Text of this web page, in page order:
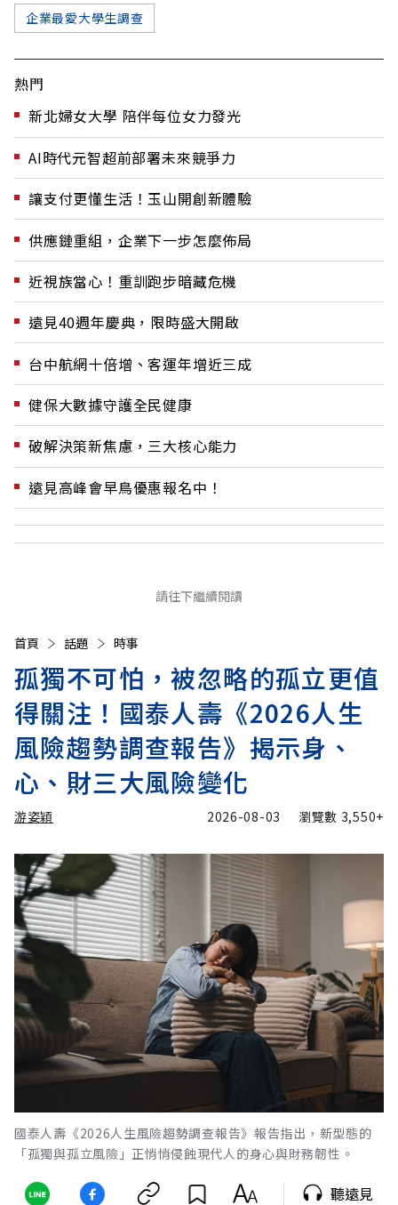
企業最愛大學生調查
熱門
新北婦女大學 陪伴每位女力發光
AI時代元智超前部署未來競爭力
讓支付更懂生活！玉山開創新體驗
供應鏈重組，企業下一步怎麼佈局
近視族當心！重訓跑步暗藏危機
遠見40週年慶典，限時盛大開啟
台中航網十倍增、客運年增近三成
健保大數據守護全民健康
破解決策新焦慮，三大核心能力
遠見高峰會早鳥優惠報名中！
請往下繼續閱讀
首頁 話題 時事
孤獨不可怕，被忽略的孤立更值
得關注！國泰人壽《2026人生
風險趨勢調查報告》揭示身、
心、財三大風險變化
游姿穎 2026-08-03 瀏覽數 3,550+
國泰人壽《2026人生風險趨勢調查報告》報告指出，新型態的
「孤獨與孤立風險」正悄悄侵蝕現代人的身心與財務韌性。
聽遠見